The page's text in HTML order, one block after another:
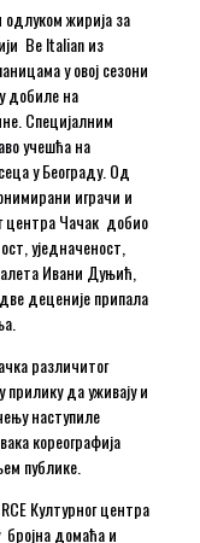
одлуком жирија за
Be Italian из
у овој сезони
добиле на
Специјалним
учешћа на
у Београду. Од
играчи и
центра Чачак добио
уједначеност,
Ивани Дуњић,
деценије припала
различитог
да уживају и
наступиле
кореографија
публике.
Културног центра
домаћа и